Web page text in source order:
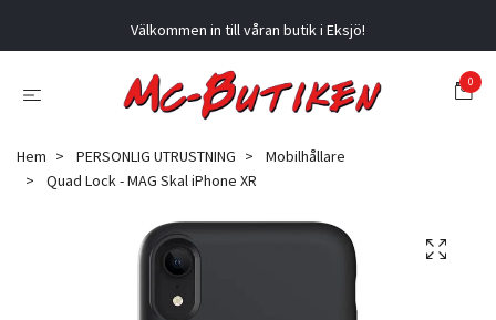
Välkommen in till våran butik i Eksjö!
0
Hem PERSONLIG UTRUSTNING
Mobilhållare
Quad Lock - MAG Skal iPhone XR